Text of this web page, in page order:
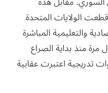
الولايات المتحدة
والتعليمية المباشرة
مرة منذ بداية الصراع
تدريجية اعتبرت عقابية